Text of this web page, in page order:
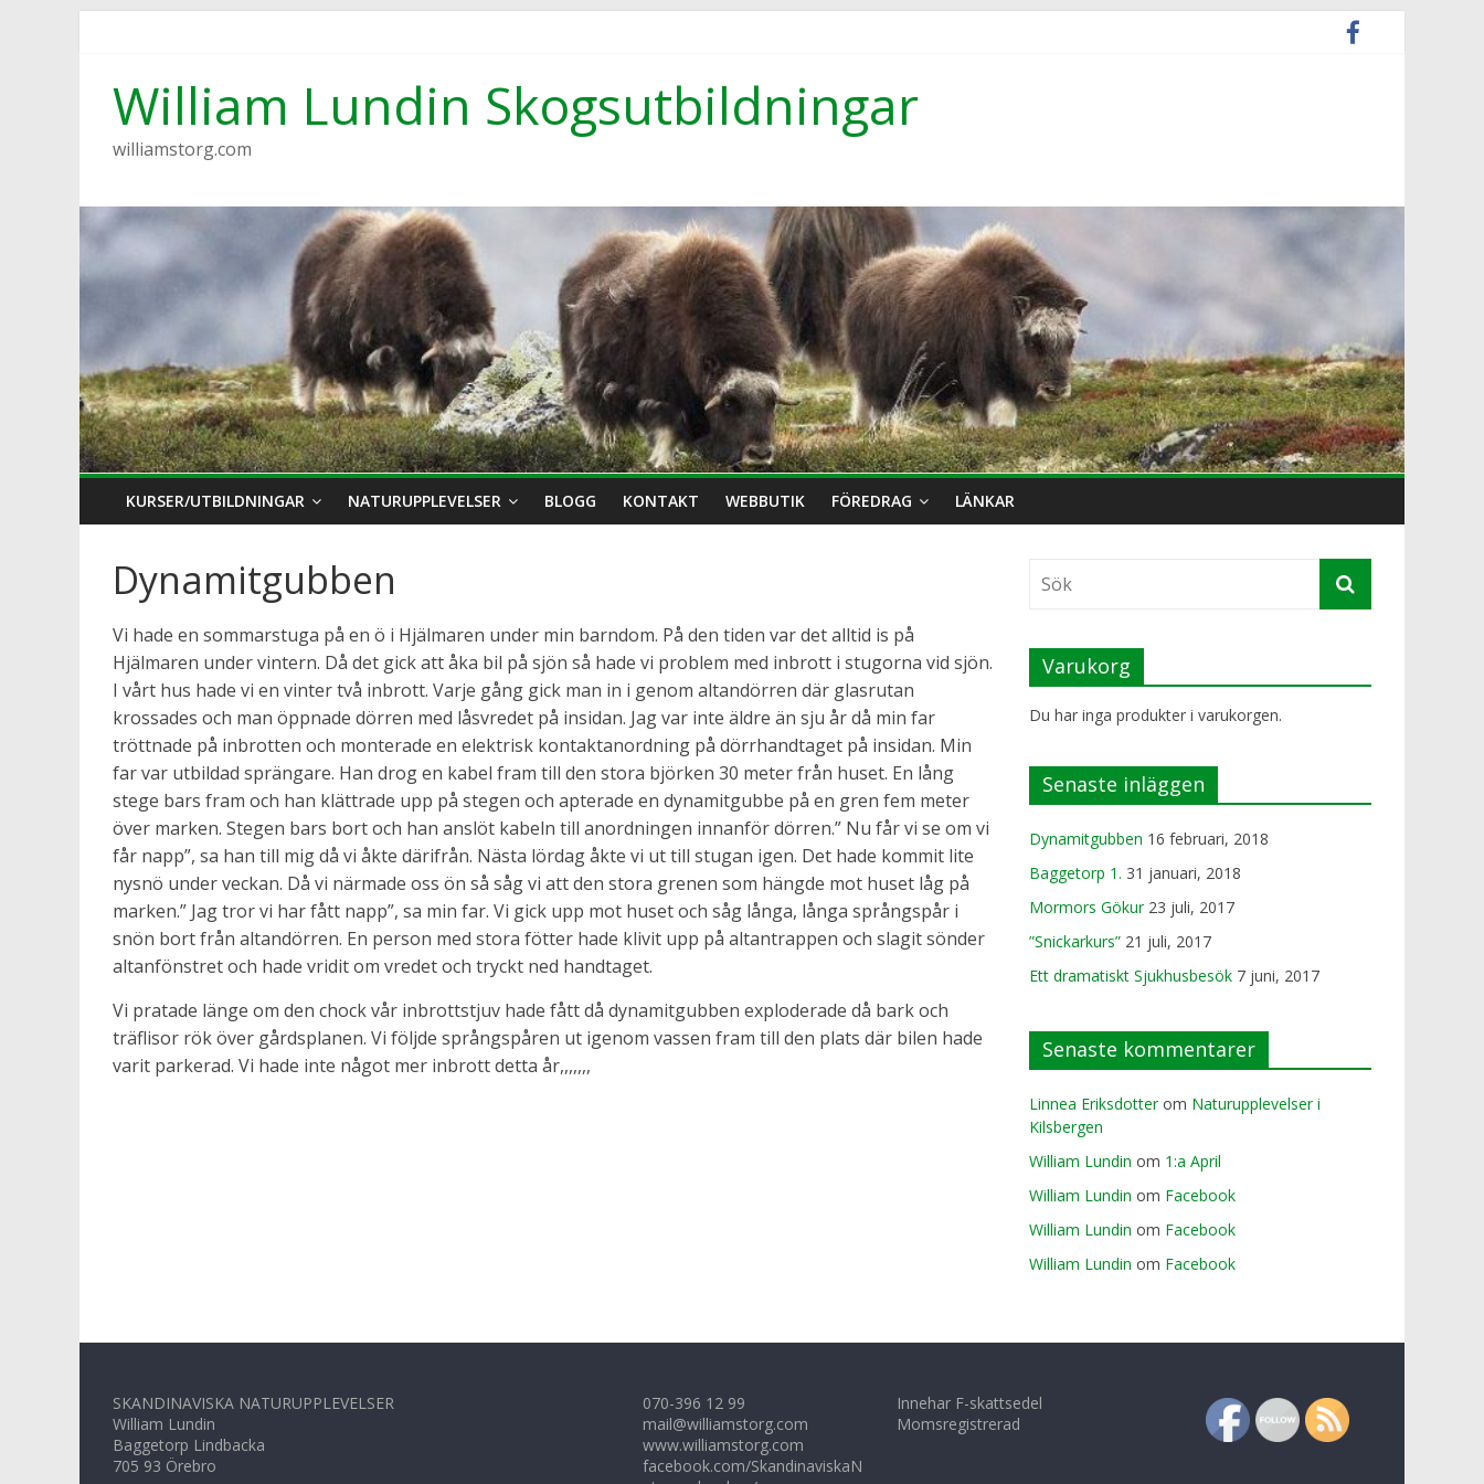
William Lundin Skogsutbildningar
williamstorg.com
KURSER/UTBILDNINGAR NATURUPPLEVELSER BLOGG KONTAKT WEBBUTIK FÖREDRAG LÄNKAR
Dynamitgubben
Vi hade en sommarstuga på en ö i Hjälmaren under min barndom. På den tiden var det alltid is på
Hjälmaren under vintern. Då det gick att åka bil på sjön så hade vi problem med inbrott i stugorna vid sjön.
I vårt hus hade vi en vinter två inbrott. Varje gång gick man in i genom altandörren där glasrutan
krossades och man öppnade dörren med låsvredet på insidan. Jag var inte äldre än sju år då min far
tröttnade på inbrotten och monterade en elektrisk kontaktanordning på dörrhandtaget på insidan. Min
far var utbildad sprängare. Han drog en kabel fram till den stora björken 30 meter från huset. En lång
stege bars fram och han klättrade upp på stegen och apterade en dynamitgubbe på en gren fem meter
över marken. Stegen bars bort och han anslöt kabeln till anordningen innanför dörren.” Nu får vi se om vi
får napp”, sa han till mig då vi åkte därifrån. Nästa lördag åkte vi ut till stugan igen. Det hade kommit lite
nysnö under veckan. Då vi närmade oss ön så såg vi att den stora grenen som hängde mot huset låg på
marken.” Jag tror vi har fått napp”, sa min far. Vi gick upp mot huset och såg långa, långa språngspår i
snön bort från altandörren. En person med stora fötter hade klivit upp på altantrappen och slagit sönder
altanfönstret och hade vridit om vredet och tryckt ned handtaget.
Vi pratade länge om den chock vår inbrottstjuv hade fått då dynamitgubben exploderade då bark och
träflisor rök över gårdsplanen. Vi följde språngspåren ut igenom vassen fram till den plats där bilen hade
varit parkerad. Vi hade inte något mer inbrott detta år,,,,,,,
Varukorg
Du har inga produkter i varukorgen.
Senaste inläggen
Dynamitgubben 16 februari, 2018
Baggetorp 1. 31 januari, 2018
Mormors Gökur 23 juli, 2017
”Snickarkurs” 21 juli, 2017
Ett dramatiskt Sjukhusbesök 7 juni, 2017
Senaste kommentarer
Linnea Eriksdotterom Naturupplevelser i
Kilsbergen
William Lundin om 1:a April
William Lundin om Facebook
William Lundin om Facebook
William Lundin om Facebook
SKANDINAVISKA NATURUPPLEVELSER
William Lundin
Baggetorp Lindbacka
705 93 Örebro
070-396 12 99
mail@williamstorg.com
www.williamstorg.com
facebook.com/SkandinaviskaN
Innehar F-skattsedel
Momsregistrerad